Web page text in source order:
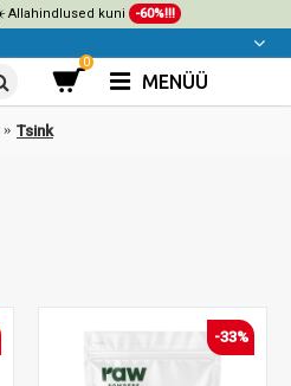
Allahindlused kuni -60%!!!
0
MENÜÜ
Tsink
-33%